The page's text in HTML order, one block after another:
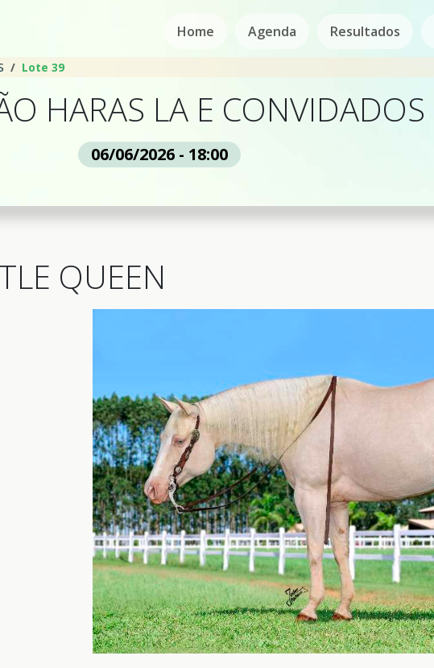
Home Agenda Resultados
Lote 39
HARAS LA E CONVIDADOS
06/06/2026 - 18:00
QUEEN